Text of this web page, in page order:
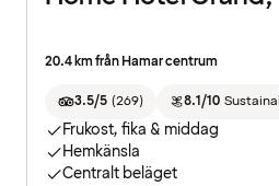
20.4 km från Hamar centrum
3.5/5 (269) 8.1/10
Frukost, fika & middag
Hemkänsla
Centralt beläget